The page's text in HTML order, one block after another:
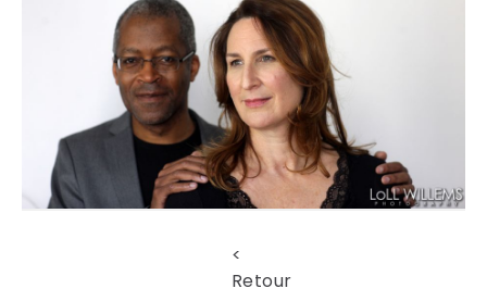
<
Retour